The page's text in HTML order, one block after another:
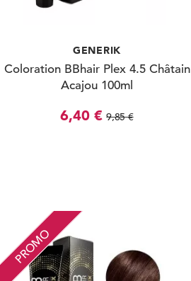
GENERIK
Coloration BBhair Plex 4.5 Châtain
Acajou 100ml
6,40 € 9,85 €
PROMO